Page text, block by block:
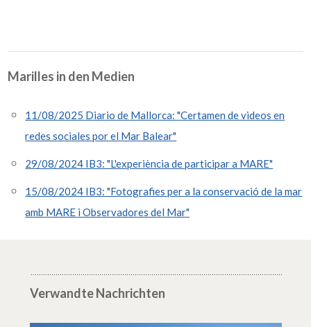
Marilles in den Medien
11/08/2025 Diario de Mallorca: "Certamen de videos en
redes sociales por el Mar Balear"
29/08/2024 IB3: "L'experiència de participar a MARE"
15/08/2024 IB3: "Fotografies per a la conservació de la mar
amb MARE i Observadores del Mar"
Verwandte Nachrichten